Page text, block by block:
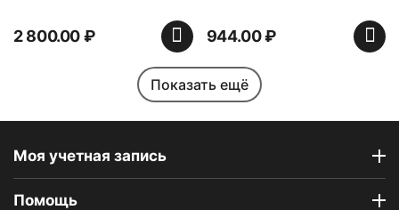
2 800.00₽ 944.00₽
Показать ещё
Моя учетная запись
Помощь